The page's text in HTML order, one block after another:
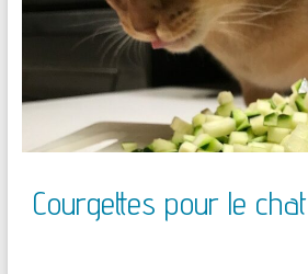
Courgettes pour le chat